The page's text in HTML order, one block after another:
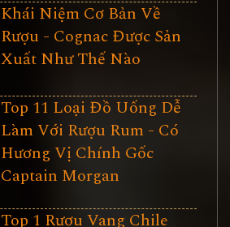
Khái Niệm Cơ Bản Về
Rượu - Cognac Được Sản
Xuất Như Thế Nào
Top 11 Loại Đồ Uống Dễ
Làm Với Rượu Rum - Có
Hương Vị Chính Gốc
Captain Morgan
Top 1 Rượu Vang Chile